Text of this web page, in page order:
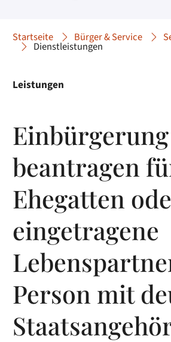
Startseite Bürger & Service
Dienstleistungen
Leistungen
Einbürgerung
beantragen
Ehegatten
eingetragene
Person mit